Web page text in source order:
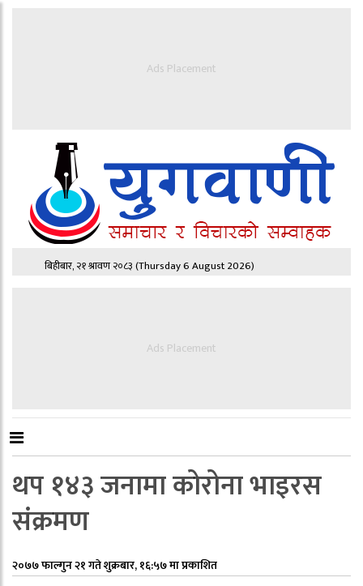
Ads Placement
बिहीबार, २१ श्रावण २०८३(Thursday 6 August 2026)
Ads Placement
थप १४३ जनामा कोरोना भाइरस
संक्रमण
२०७७ फाल्गुन २१ गते शुक्रबार, १६:५७ मा प्रकाशित